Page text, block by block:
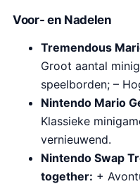
Voor- en Nadelen
Tremendous
Groot aantal
speelborden; –
Nintendo Mario
Klassieke
vernieuwend.
Nintendo Swap
together: +